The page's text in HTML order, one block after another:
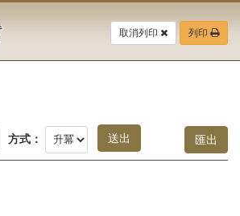
取消列印 列印
方式：